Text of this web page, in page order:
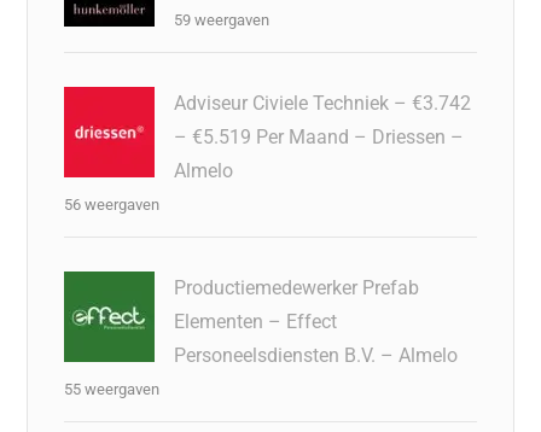
59 weergaven
Adviseur Civiele Techniek – €3.742
– €5.519 Per Maand – Driessen –
Almelo
56 weergaven
Productiemedewerker Prefab
Elementen – Effect
Personeelsdiensten B.V. – Almelo
55 weergaven